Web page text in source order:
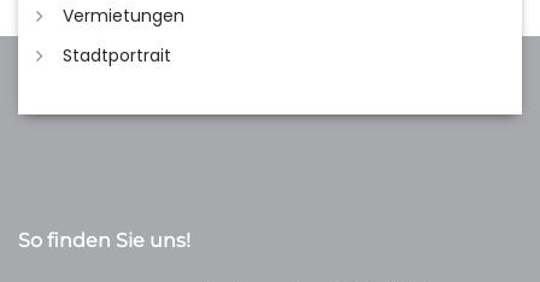
Vermietungen
Stadtportrait
So finden Sie uns!